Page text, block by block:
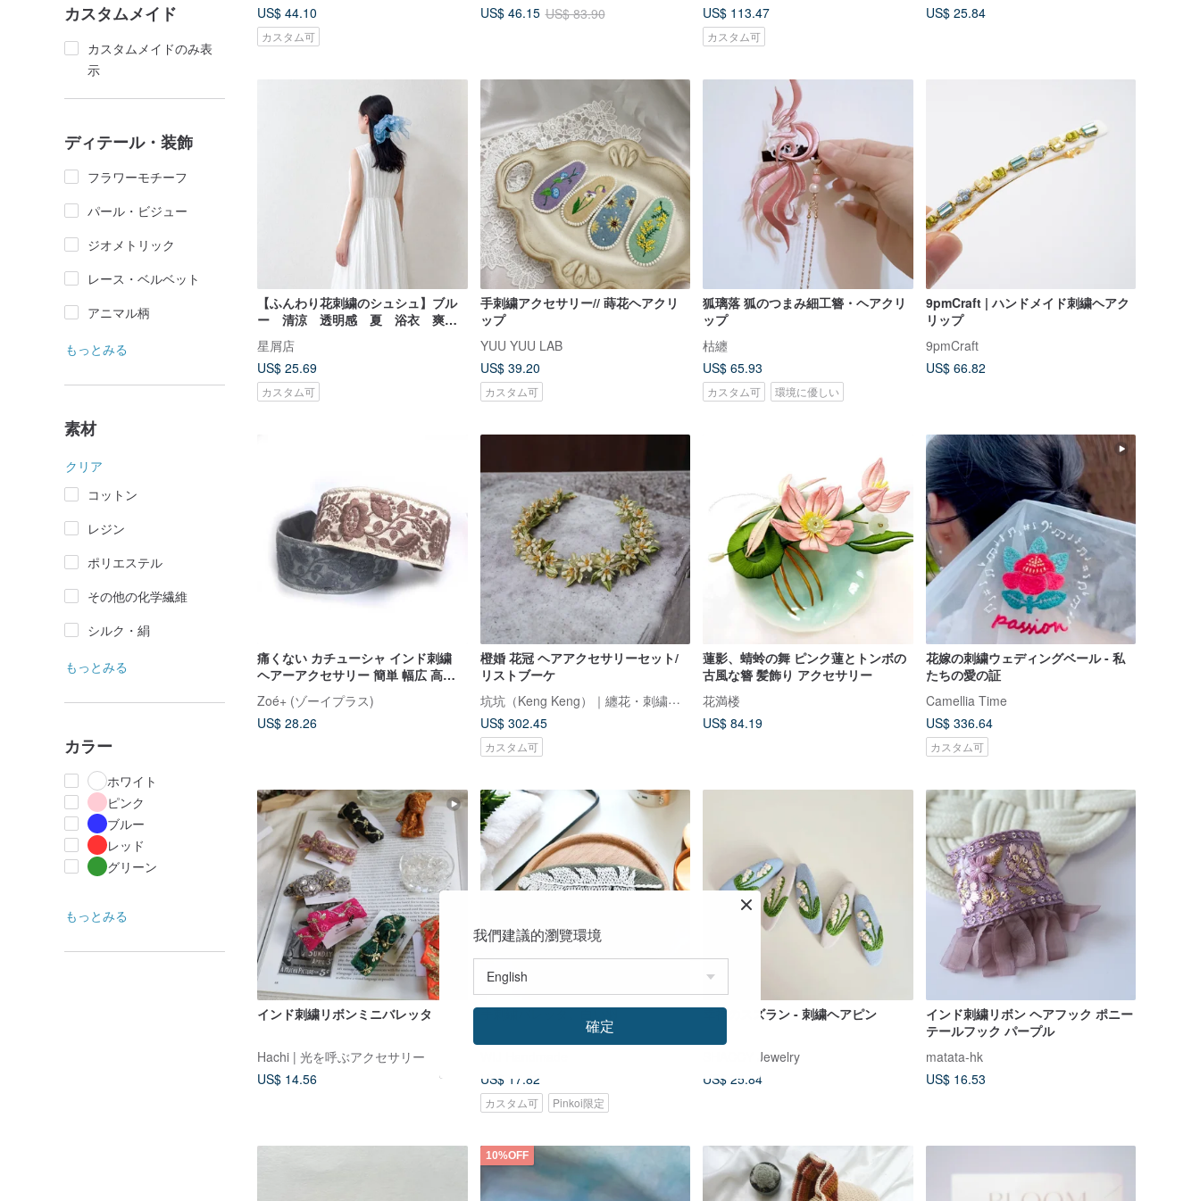
カスタムメイド
カスタムメイドのみ表
示
ディテール・装飾
フラワーモチーフ
パール・ビジュー
ジオメトリック
レース・ベルベット
アニマル柄
もっとみる
素材
クリア
コットン
レジン
ポリエステル
その他の化学繊維
シルク・絹
もっとみる
カラー
ホワイト
ピンク
ブルー
レッド
グリーン
もっとみる
US$ 44.10
カスタム可
US$ 46.15 US$ 83.90
US$ 113.47
カスタム可
US$ 25.84
【ふんわり花刺繍のシュシュ】ブル
ー 清涼 透明感 夏 浴衣 爽や
か 大ぶり オーガンジー チュー
ル ヘアアクセサリー ペア
星屑店
US$ 25.69
カスタム可
手刺繍アクセサリー// 蒔花ヘアクリ
ップ
YUU YUU LAB
US$ 39.20
カスタム可
狐璃落 狐のつまみ細工簪・ヘアクリ
ップ
枯纏
US$ 65.93
カスタム可 環境に優しい
9pmCraft | ハンドメイド刺繍ヘアク
リップ
9pmCraft
US$ 66.82
痛くない カチューシャ インド刺繍
ヘアーアクセサリー 簡単 幅広 高級
感 UHR-288 花柄
Zoé+ (ゾーイプラス)
US$ 28.26
橙婚 花冠 ヘアアクセサリーセット/
リストブーケ
坑坑（Keng Keng）｜纏花・刺繍・金属線の手仕事花飾り
US$ 302.45
カスタム可
蓮影、蜻蛉の舞 ピンク蓮とトンボの
古風な簪 髪飾り アクセサリー
花満楼
US$ 84.19
花嫁の刺繍ウェディングベール - 私
たちの愛の証
Camellia Time
US$ 336.64
カスタム可
インド刺繍リボンミニバレッタ
Hachi | 光を呼ぶアクセサリー
US$ 14.56
手刺繍バレッタ。白い羽
US$ 17.82
カスタム可 Pinkoi限定
幸福のスズラン - 刺繍ヘアピン
SHACCY Jewelry
US$ 25.84
インド刺繍リボン ヘアフック ポニー
テールフック パープル
matata-hk
US$ 16.53
10%OFF
我們建議的瀏覽環境
確定